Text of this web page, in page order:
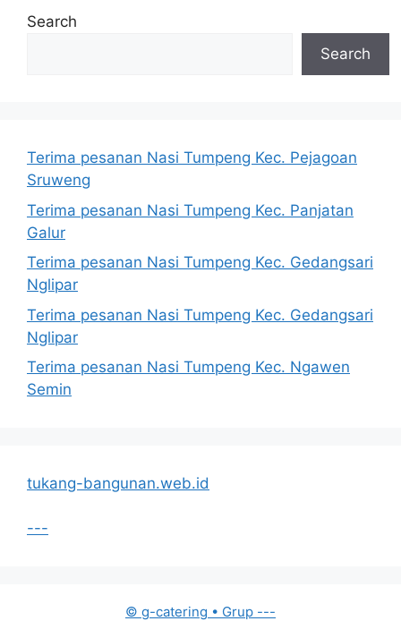
Search
Search
Terima pesanan Nasi Tumpeng Kec. Pejagoan
Sruweng
Terima pesanan Nasi Tumpeng Kec. Panjatan
Galur
Terima pesanan Nasi Tumpeng Kec. Gedangsari
Nglipar
Terima pesanan Nasi Tumpeng Kec. Gedangsari
Nglipar
Terima pesanan Nasi Tumpeng Kec. Ngawen
Semin
tukang-bangunan.web.id
---
© g-catering • Grup ---